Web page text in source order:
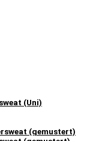
(Uni)
(gemustert)